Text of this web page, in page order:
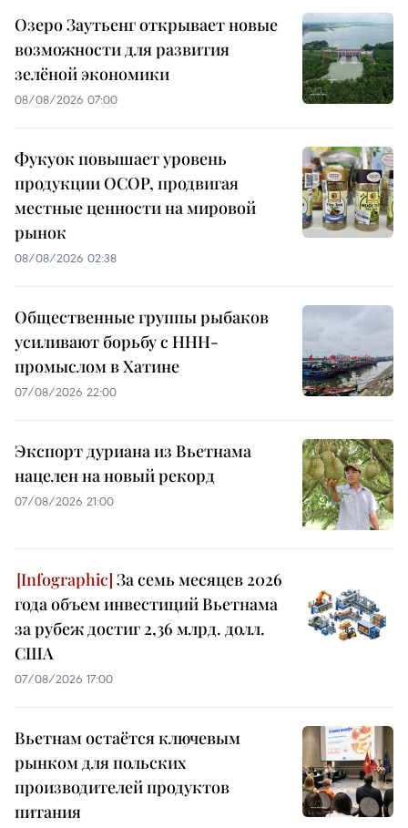
Озеро Заутьенг открывает новые
возможности для развития
зелёной экономики
08/08/2026 07:00
Фукуок повышает уровень
продукции OCOP, продвигая
местные ценности на мировой
рынок
08/08/2026 02:38
Общественные группы рыбаков
усиливают борьбу с ННН-
промыслом в Хатине
07/08/2026 22:00
Экспорт дуриана из Вьетнама
нацелен на новый рекорд
07/08/2026 21:00
За семь месяцев 2026
года объем инвестиций Вьетнама
за рубеж достиг 2,36 млрд. долл.
США
07/08/2026 17:00
Вьетнам остаётся ключевым
рынком для польских
производителей продуктов
питания